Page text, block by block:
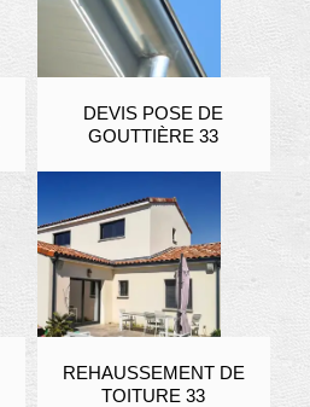
DEVIS POSE DE
GOUTTIÈRE 33
REHAUSSEMENT DE
TOITURE 33